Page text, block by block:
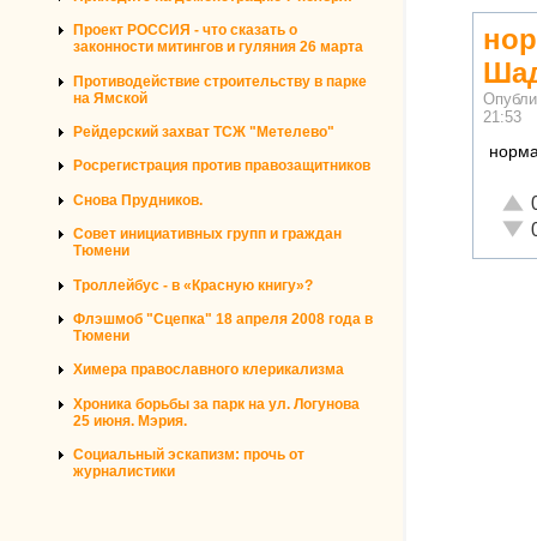
Проект РОССИЯ - что сказать о
законности митингов и гуляния 26 марта
Противодействие строительству в парке
на Ямской
Рейдерский захват ТСЖ "Метелево"
Росрегистрация против правозащитников
Снова Прудников.
Совет инициативных групп и граждан
Тюмени
Троллейбус - в «Красную книгу»?
Флэшмоб "Сцепка" 18 апреля 2008 года в
Тюмени
Химера православного клерикализма
Хроника борьбы за парк на ул. Логунова
25 июня. Мэрия.
Социальный эскапизм: прочь от
журналистики
21:53